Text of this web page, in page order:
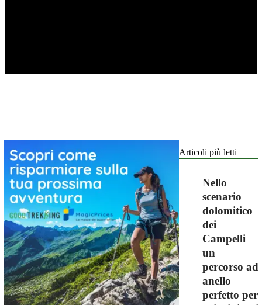
Articoli più letti
Nello
scenario
dolomitico
dei
Campelli
un
percorso ad
anello
perfetto per